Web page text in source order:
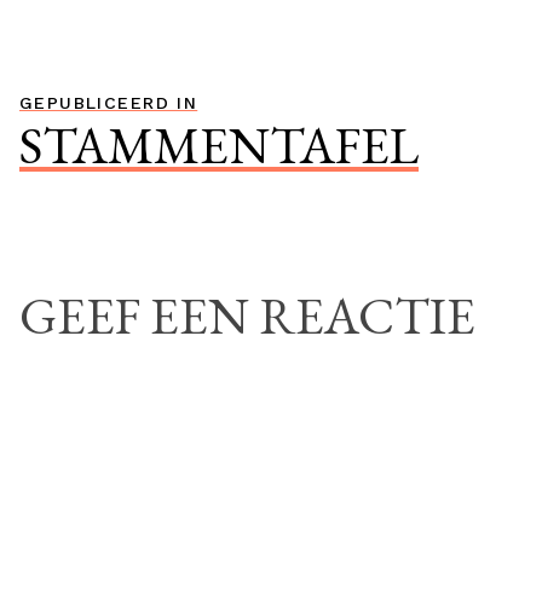
Bericht
navigatie
GEPUBLICEERD IN
STAMMENTAFEL
GEEF EEN REACTIE